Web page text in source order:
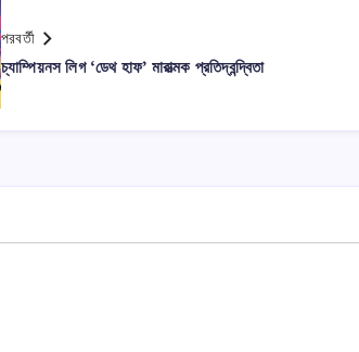
পরবর্তী
চ্যাম্পিয়নস লিগ ‘ডেথ হাফ’ মারাত্মক প্রতিদ্বন্দ্বিতা